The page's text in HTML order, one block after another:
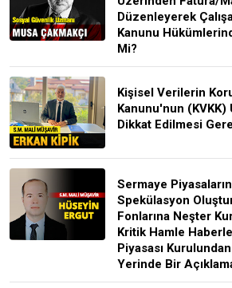
Düzenleyerek
Kanunu
Mi?
Kişisel Verilerin
Kanunu'nun (KVKK)
Dikkat Edilmesi
Sermaye
Spekülasyon
Fonlarına Neşter
Kritik Hamle
Piyasası
Yerinde Bir